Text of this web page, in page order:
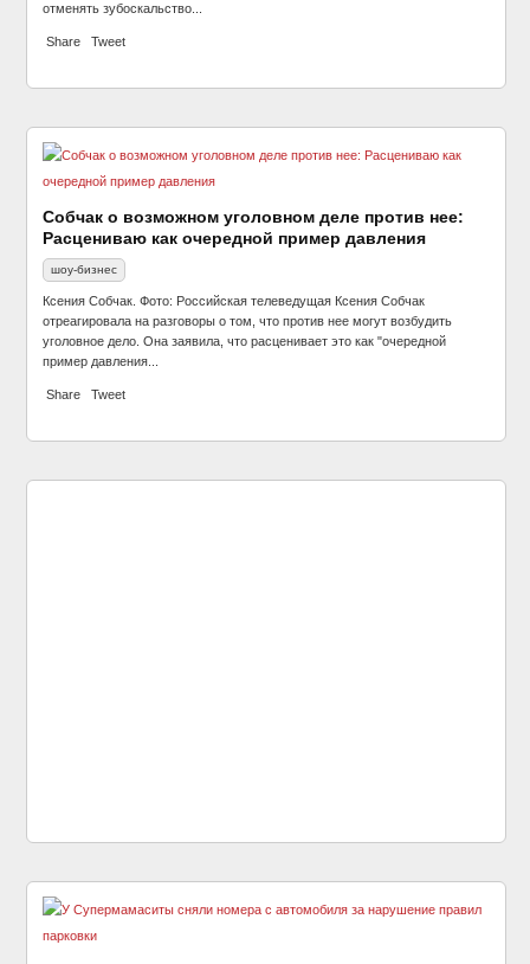
отменять зубоскальство...
Share Tweet
Собчак о возможном уголовном деле против нее:
Расцениваю как очередной пример давления
шоу-бизнес
Ксения Собчак. Фото: Российская телеведущая Ксения Собчак
отреагировала на разговоры о том, что против нее могут возбудить
уголовное дело. Она заявила, что расценивает это как "очередной
пример давления...
Share Tweet
СМИ рассказали о завещании Джорджа Майкла
шоу-бизнес